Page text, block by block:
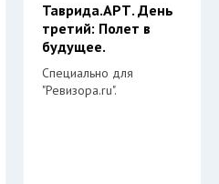
Таврида.АРТ. День
третий: Полет в
будущее.
Специально для
"Ревизора.ru".